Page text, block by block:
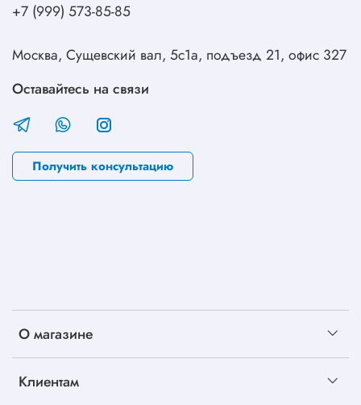
О магазине
Клиентам
+7 (999) 573-85-85
Москва, Сущевский вал, 5с1а, подъезд 21, офис 327
Оставайтесь на связи
Получить консультацию